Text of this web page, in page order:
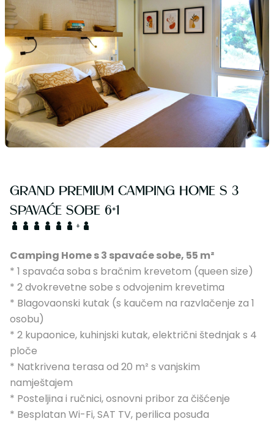
GRAND PREMIUM CAMPING HOME S 3
SPAVAĆE SOBE 6+1
+
Camping Home s 3 spavaće sobe, 55 m²
* 1 spavaća soba s bračnim krevetom (queen size)
* 2 dvokrevetne sobe s odvojenim krevetima
* Blagovaonski kutak (s kaučem na razvlačenje za 1
osobu)
* 2 kupaonice, kuhinjski kutak, električni štednjak s 4
ploče
* Natkrivena terasa od 20 m² s vanjskim
namještajem
* Posteljina i ručnici, osnovni pribor za čišćenje
* Besplatan Wi-Fi, SAT TV, perilica posuđa